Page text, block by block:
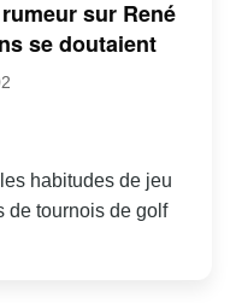
sur René
se doutaient
habitudes de jeu
de tournois de golf